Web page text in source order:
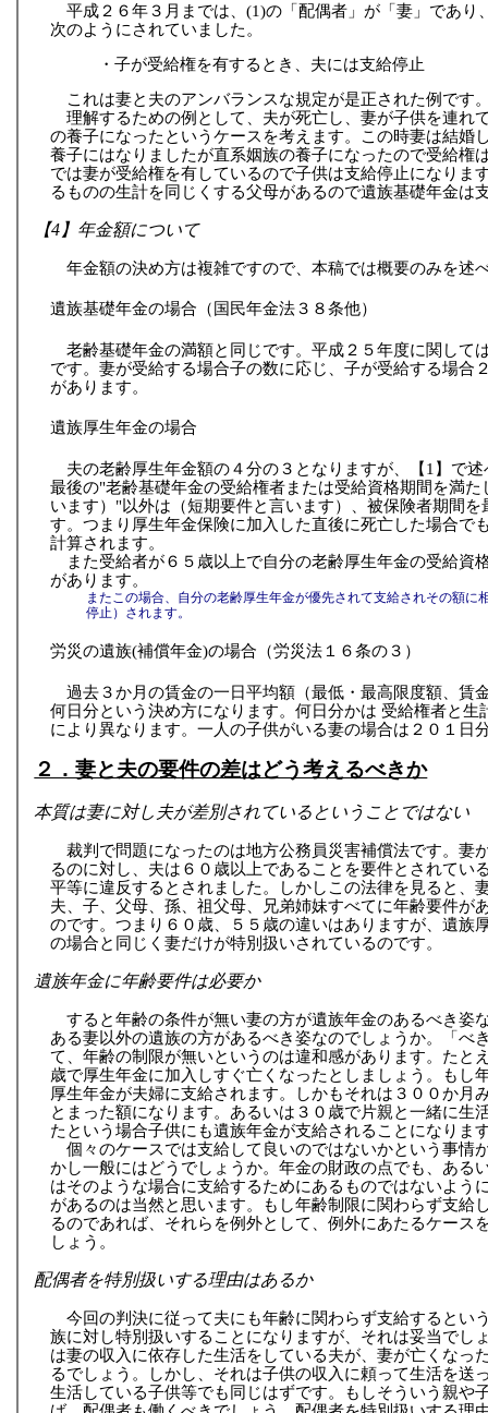
平成２６年３月までは、(1)の「配偶者」が「妻」であり
次のようにされていました。
・子が受給権を有するとき、夫には支給停止
これは妻と夫のアンバランスな規定が是正された例です
理解するための例として、夫が死亡し、妻が子供を連れ
の養子になったというケースを考えます。この時妻は結婚
養子にはなりましたが直系姻族の養子になったので受給権
では妻が受給権を有しているので子供は支給停止になりま
るものの生計を同じくする父母があるので遺族基礎年金は
【4】年金額について
年金額の決め方は複雑ですので、本稿では概要のみを述
遺族基礎年金の場合（国民年金法３８条他）
老齢基礎年金の満額と同じです。平成２５年度に関して
です。妻が受給する場合子の数に応じ、子が受給する場合
があります。
遺族厚生年金の場合
夫の老齢厚生年金額の４分の３となりますが、【1】で
最後の"老齢基礎年金の受給権者または受給資格期間を満
います）"以外は（短期要件と言います）、被保険者期間
す。つまり厚生年金保険に加入した直後に死亡した場合で
計算されます。
また受給者が６５歳以上で自分の老齢厚生年金の受給資
があります。
またこの場合、自分の老齢厚生年金が優先されて支給されその額に
停止）されます。
労災の遺族(補償年金)の場合（労災法１６条の３）
過去３か月の賃金の一日平均額（最低・最高限度額、賃
何日分という決め方になります。何日分かは 受給権者と生
により異なります。一人の子供がいる妻の場合は２０１日
２．妻と夫の要件の差はどう考えるべきか
本質は妻に対し夫が差別されているということではない
裁判で問題になったのは地方公務員災害補償法です。妻
るのに対し、夫は６０歳以上であることを要件とされてい
平等に違反するとされました。しかしこの法律を見ると、
夫、子、父母、孫、祖父母、兄弟姉妹すべてに年齢要件が
のです。つまり６０歳、５５歳の違いはありますが、遺族
の場合と同じく妻だけが特別扱いされているのです。
遺族年金に年齢要件は必要か
すると年齢の条件が無い妻の方が遺族年金のあるべき姿
ある妻以外の遺族の方があるべき姿なのでしょうか。「べ
て、年齢の制限が無いというのは違和感があります。たと
歳で厚生年金に加入しすぐ亡くなったとしましょう。もし
厚生年金が夫婦に支給されます。しかもそれは３００か月
とまった額になります。あるいは３０歳で片親と一緒に生
たという場合子供にも遺族年金が支給されることになりま
個々のケースでは支給して良いのではないかという事情
かし一般にはどうでしょうか。年金の財政の点でも、ある
はそのような場合に支給するためにあるものではないよう
があるのは当然と思います。もし年齢制限に関わらず支給
るのであれば、それらを例外として、例外にあたるケース
しょう。
配偶者を特別扱いする理由はあるか
今回の判決に従って夫にも年齢に関わらず支給するとい
族に対し特別扱いすることになりますが、それは妥当でし
は妻の収入に依存した生活をしている夫が、妻が亡くなっ
るでしょう。しかし、それは子供の収入に頼って生活を送
生活している子供等でも同じはずです。もしそういう親や